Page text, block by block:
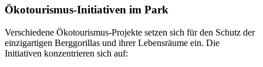
Ökotourismus-Initiativen im Park
Verschiedene Ökotourismus-Projekte setzen sich für den Schutz der
einzigartigen Berggorillas und ihrer Lebensräume ein. Die
Initiativen konzentrieren sich auf: